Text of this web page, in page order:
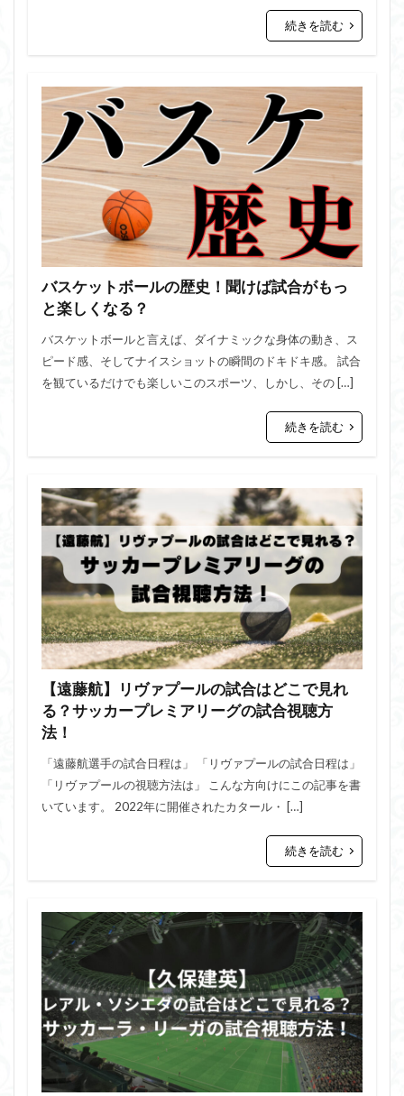
続きを読む
バスケットボールの歴史！聞けば試合がもっ
と楽しくなる？
バスケットボールと言えば、ダイナミックな身体の動き、ス
ピード感、そしてナイスショットの瞬間のドキドキ感。 試合
を観ているだけでも楽しいこのスポーツ、しかし、その […]
続きを読む
【遠藤航】リヴァプールの試合はどこで見れ
る？サッカープレミアリーグの試合視聴方
法！
「遠藤航選手の試合日程は」 「リヴァプールの試合日程は」
「リヴァプールの視聴方法は」 こんな方向けにこの記事を書
いています。 2022年に開催されたカタール・ […]
続きを読む